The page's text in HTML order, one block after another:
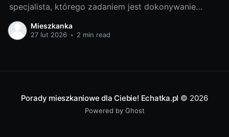
specjalista, którego zadaniem jest dokonywanie
wyceny nieruchomości na różne cele. Co jednak ma
wspólnego z branżą budowlaną? Odpowiedź jest
znacząco się poszerza. Rzeczoznawca majątkowy
Mieszkanka
27 lut 2026 • 2 min read
Porady mieszkaniowe dla Ciebie! Echatka.pl © 2026
Powered by Ghost